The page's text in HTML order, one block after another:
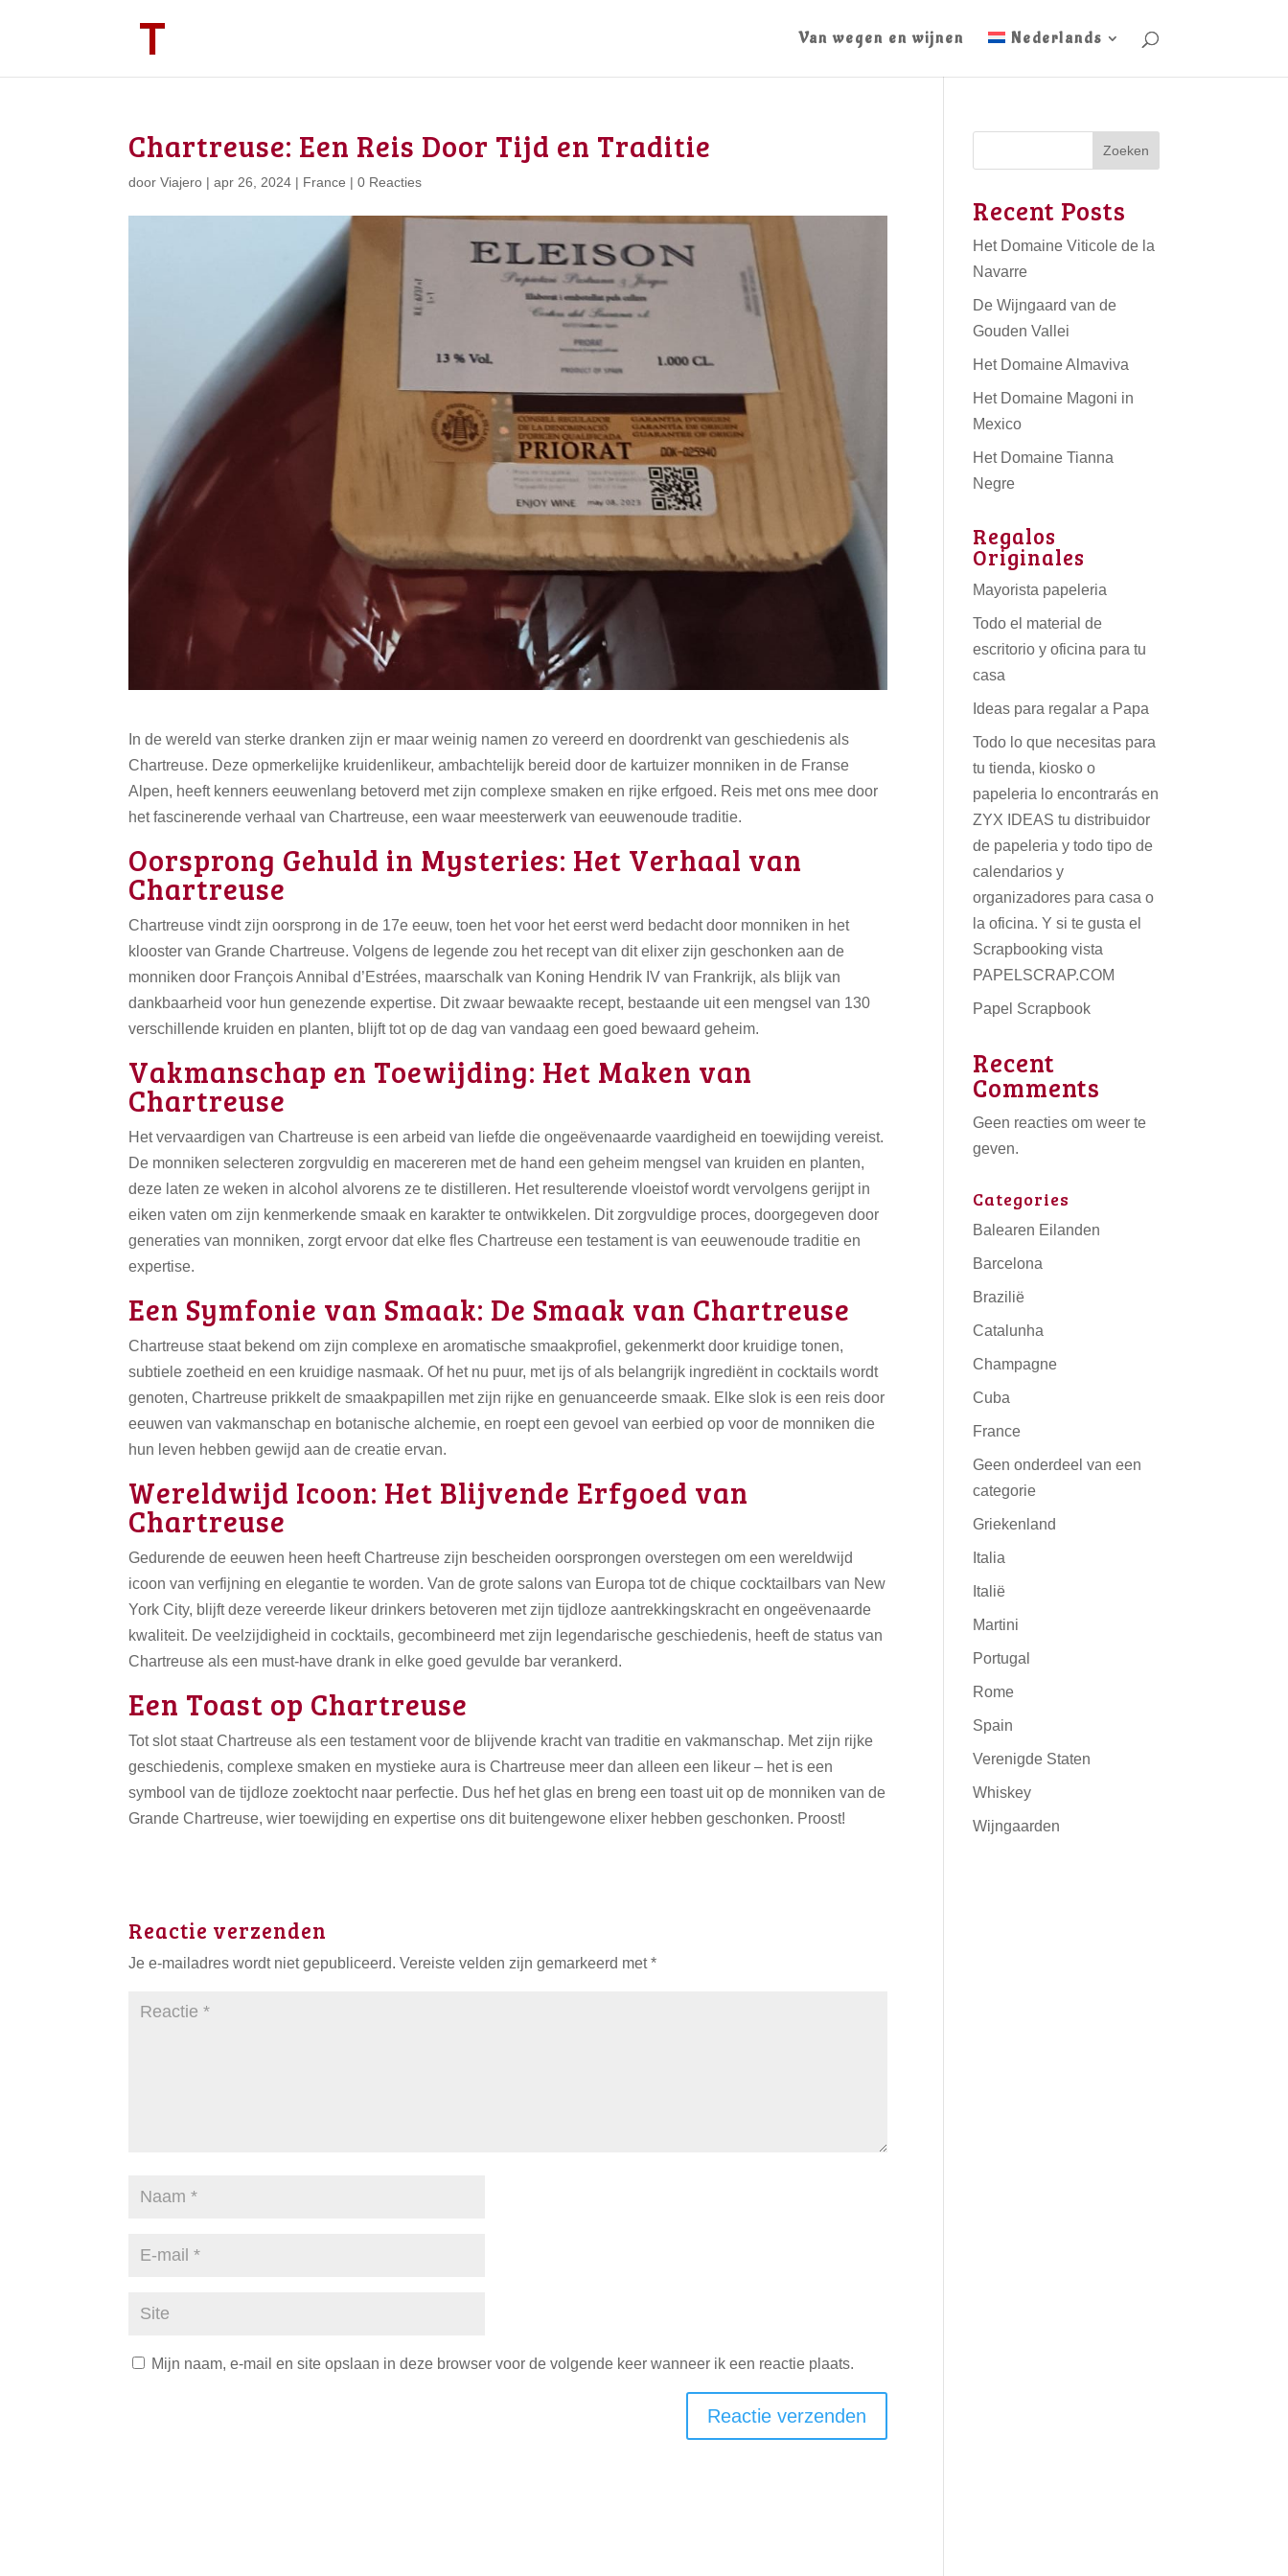
Van wegen en wijnen Nederlands
Chartreuse: Een Reis Door Tijd en Traditie
doorViajero |apr 26, 2024 | France |0 Reacties
In de wereld van sterke dranken zijn er maar weinig namen zo vereerd en doordrenkt van geschiedenis als
Chartreuse. Deze opmerkelijke kruidenlikeur, ambachtelijk bereid door de kartuizer monniken in de Franse
Alpen, heeft kenners eeuwenlang betoverd met zijn complexe smaken en rijke erfgoed. Reis met ons mee door
het fascinerende verhaal van Chartreuse, een waar meesterwerk van eeuwenoude traditie.
Oorsprong Gehuld in Mysteries: Het Verhaal van
Chartreuse
Chartreuse vindt zijn oorsprong in de 17e eeuw, toen het voor het eerst werd bedacht door monniken in het
klooster van Grande Chartreuse. Volgens de legende zou het recept van dit elixer zijn geschonken aan de
monniken door François Annibal d’Estrées, maarschalk van Koning Hendrik IV van Frankrijk, als blijk van
dankbaarheid voor hun genezende expertise. Dit zwaar bewaakte recept, bestaande uit een mengsel van 130
verschillende kruiden en planten, blijft tot op de dag van vandaag een goed bewaard geheim.
Vakmanschap en Toewijding: Het Maken van
Chartreuse
Het vervaardigen van Chartreuse is een arbeid van liefde die ongeëvenaarde vaardigheid en toewijding vereist.
De monniken selecteren zorgvuldig en macereren met de hand een geheim mengsel van kruiden en planten,
deze laten ze weken in alcohol alvorens ze te distilleren. Het resulterende vloeistof wordt vervolgens gerijpt in
eiken vaten om zijn kenmerkende smaak en karakter te ontwikkelen. Dit zorgvuldige proces, doorgegeven door
generaties van monniken, zorgt ervoor dat elke fles Chartreuse een testament is van eeuwenoude traditie en
expertise.
Een Symfonie van Smaak: De Smaak van Chartreuse
Chartreuse staat bekend om zijn complexe en aromatische smaakprofiel, gekenmerkt door kruidige tonen,
subtiele zoetheid en een kruidige nasmaak. Of het nu puur, met ijs of als belangrijk ingrediënt in cocktails wordt
genoten, Chartreuse prikkelt de smaakpapillen met zijn rijke en genuanceerde smaak. Elke slok is een reis door
eeuwen van vakmanschap en botanische alchemie, en roept een gevoel van eerbied op voor de monniken die
hun leven hebben gewijd aan de creatie ervan.
Wereldwijd Icoon: Het Blijvende Erfgoed van
Chartreuse
Gedurende de eeuwen heen heeft Chartreuse zijn bescheiden oorsprongen overstegen om een wereldwijd
icoon van verfijning en elegantie te worden. Van de grote salons van Europa tot de chique cocktailbars van New
York City, blijft deze vereerde likeur drinkers betoveren met zijn tijdloze aantrekkingskracht en ongeëvenaarde
kwaliteit. De veelzijdigheid in cocktails, gecombineerd met zijn legendarische geschiedenis, heeft de status van
Chartreuse als een must-have drank in elke goed gevulde bar verankerd.
Een Toast op Chartreuse
Tot slot staat Chartreuse als een testament voor de blijvende kracht van traditie en vakmanschap. Met zijn rijke
geschiedenis, complexe smaken en mystieke aura is Chartreuse meer dan alleen een likeur – het is een
symbool van de tijdloze zoektocht naar perfectie. Dus hef het glas en breng een toast uit op de monniken van de
Grande Chartreuse, wier toewijding en expertise ons dit buitengewone elixer hebben geschonken. Proost!
Reactie verzenden
Je e-mailadres wordt niet gepubliceerd. Vereiste velden zijn gemarkeerd met*
Mijn naam, e-mail en site opslaan in deze browser voor de volgende keer wanneer ik een reactie plaats.
Zoeken
Recent Posts
Het Domaine Viticole de la
Navarre
De Wijngaard van de
Gouden Vallei
Het Domaine Almaviva
Het Domaine Magoni in
Mexico
Het Domaine Tianna
Negre
Regalos
Originales
Mayorista papeleria
Todo el material de
escritorio y oficina para tu
casa
Ideas para regalar a Papa
Todo lo que necesitas para
tu tienda, kiosko o
papeleria lo encontrarás en
ZYX IDEAS tudistribuidor
de papeleria y todo tipo de
calendarios y
organizadores para casa o
la oficina. Y si te gusta el
Scrapbooking vista
PAPELSCRAP.COM
Papel Scrapbook
Recent
Comments
Geen reacties om weer te
geven.
Categories
Balearen Eilanden
Barcelona
Brazilië
Catalunha
Champagne
Cuba
France
Geen onderdeel van een
categorie
Griekenland
Italia
Italië
Martini
Portugal
Rome
Spain
Verenigde Staten
Whiskey
Wijngaarden